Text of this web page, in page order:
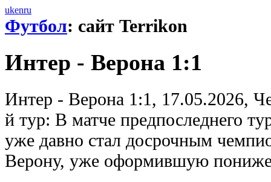
ukenru
Футбол: сайт Terrikon
Интер - Верона 1:1
Интер - Верона 1:1, 17.05.2026,
й тур: В матче предпоследнего
уже давно стал досрочным
Верону, уже оформившую